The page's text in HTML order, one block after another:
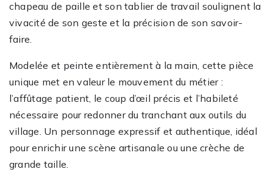
chapeau de paille et son tablier de travail soulignent la
vivacité de son geste et la précision de son savoir-
faire.
Modelée et peinte entièrement à la main, cette pièce
unique met en valeur le mouvement du métier :
l’affûtage patient, le coup d’œil précis et l’habileté
nécessaire pour redonner du tranchant aux outils du
village. Un personnage expressif et authentique, idéal
pour enrichir une scène artisanale ou une crèche de
grande taille.